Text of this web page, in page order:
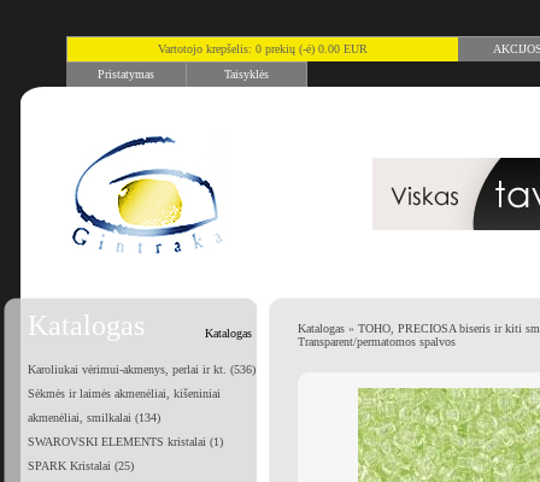
Vartotojo krepšelis: 0 prekių (-ė) 0.00 EUR
Pristatymas
Taisyklės
Katalogas Katalogas
Karoliukai vėrimui-akmenys, perlai ir kt. (536)
Sėkmės ir laimės akmenėliai, kišeniniai
akmenėliai, smilkalai (134)
SWAROVSKI ELEMENTS kristalai (1)
SPARK Kristalai (25)
Katalogas » TOHO, PRECIOSA biseris ir kiti
Transparent/permatomos spalvos